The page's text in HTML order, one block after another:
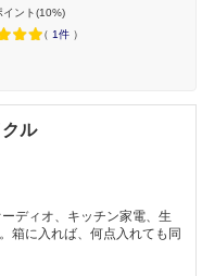
イント(10%)
（ 1件 ）
ル
ディオ、キッチン家電、生
箱に入れば、何点入れても同